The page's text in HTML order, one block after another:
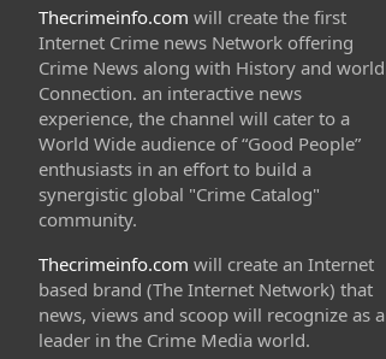
Thecrimeinfo.com will create the first
Internet Crime news Network offering
Crime News along with History and world
Connection. an interactive news
experience, the channel will cater to a
World Wide audience of “Good People”
enthusiasts in an effort to build a
synergistic global "Crime Catalog"
community.
Thecrimeinfo.com will create an Internet
based brand (The Internet Network) that
news, views and scoop will recognize as a
leader in the Crime Media world.